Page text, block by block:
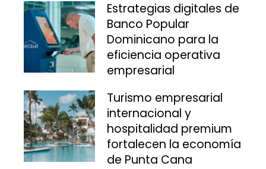
Estrategias digitales de
Banco Popular
Dominicano para la
eficiencia operativa
empresarial
Turismo empresarial
internacional y
hospitalidad premium
fortalecen la economía
de Punta Cana